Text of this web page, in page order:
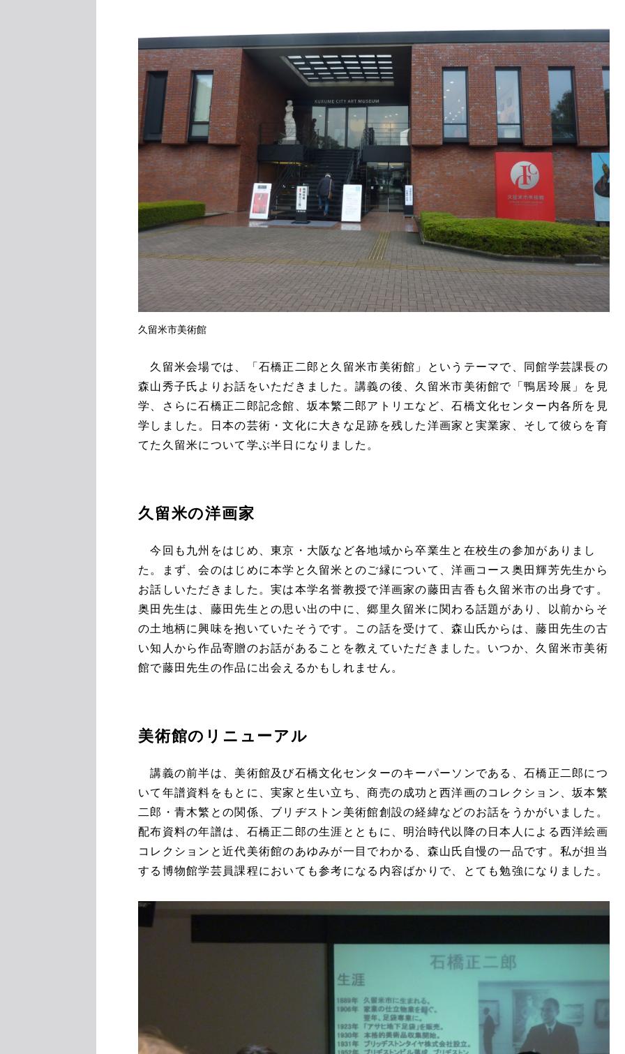
久留米市美術館
久留米会場では、「石橋正二郎と久留米市美術館」というテーマで、同館学芸課長の
森山秀子氏よりお話をいただきました。講義の後、久留米市美術館で「鴨居玲展」を見
学、さらに石橋正二郎記念館、坂本繁二郎アトリエなど、石橋文化センター内各所を見
学しました。日本の芸術・文化に大きな足跡を残した洋画家と実業家、そして彼らを育
てた久留米について学ぶ半日になりました。
久留米の洋画家
今回も九州をはじめ、東京・大阪など各地域から卒業生と在校生の参加がありまし
た。まず、会のはじめに本学と久留米とのご縁について、洋画コース奥田輝芳先生から
お話しいただきました。実は本学名誉教授で洋画家の藤田吉香も久留米市の出身です。
奥田先生は、藤田先生との思い出の中に、郷里久留米に関わる話題があり、以前からそ
の土地柄に興味を抱いていたそうです。この話を受けて、森山氏からは、藤田先生の古
い知人から作品寄贈のお話があることを教えていただきました。いつか、久留米市美術
館で藤田先生の作品に出会えるかもしれません。
美術館のリニューアル
講義の前半は、美術館及び石橋文化センターのキーパーソンである、石橋正二郎につ
いて年譜資料をもとに、実家と生い立ち、商売の成功と西洋画のコレクション、坂本繁
二郎・青木繁との関係、ブリヂストン美術館創設の経緯などのお話をうかがいました。
配布資料の年譜は、石橋正二郎の生涯とともに、明治時代以降の日本人による西洋絵画
コレクションと近代美術館のあゆみが一目でわかる、森山氏自慢の一品です。私が担当
する博物館学芸員課程においても参考になる内容ばかりで、とても勉強になりました。